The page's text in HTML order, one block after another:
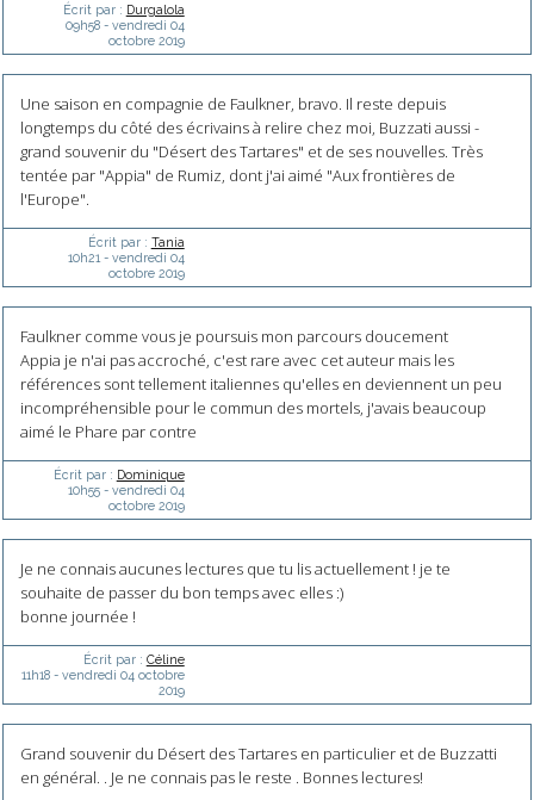
Écrit par : Durgalola
09h58- vendredi 04
octobre 2019
Une saison en compagnie de Faulkner, bravo. Il reste depuis
longtemps du côté des écrivains à relire chez moi, Buzzati aussi -
grand souvenir du "Désert des Tartares" et de ses nouvelles. Très
tentée par "Appia" de Rumiz, dont j'ai aimé "Aux frontières de
l'Europe".
Écrit par : Tania
10h21 - vendredi 04
octobre 2019
Faulkner comme vous je poursuis mon parcours doucement
Appia je n'ai pas accroché, c'est rare avec cet auteur mais les
références sont tellement italiennes qu'elles en deviennent un peu
incompréhensible pour le commun des mortels, j'avais beaucoup
aimé le Phare par contre
Écrit par : Dominique
10h55- vendredi 04
octobre 2019
Je ne connais aucunes lectures que tu lis actuellement ! je te
souhaite de passer du bon temps avec elles :)
bonne journée !
Écrit par : Céline
11h18- vendredi 04 octobre
2019
Grand souvenir du Désert des Tartares en particulier et de Buzzatti
en général. . Je ne connais pas le reste . Bonnes lectures!